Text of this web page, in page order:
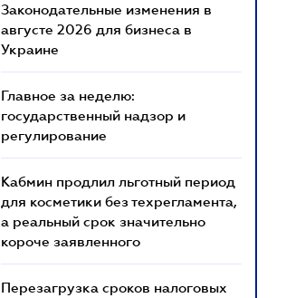
Законодательные изменения в
августе 2026 для бизнеса в
Украине
Главное за неделю:
государственный надзор и
регулирование
Кабмин продлил льготный период
для косметики без техрегламента,
а реальный срок значительно
короче заявленного
Перезагрузка сроков налоговых